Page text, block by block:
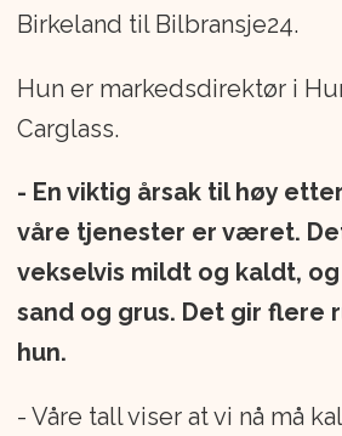
Birkeland til Bilbransje24.
Hun er markedsdirektør i
Carglass.
- En viktig årsak til høy
våre tjenester er været.
vekselvis mildt og kaldt,
sand og grus. Det gir flere
hun.
- Våre tall viser at vi nå må